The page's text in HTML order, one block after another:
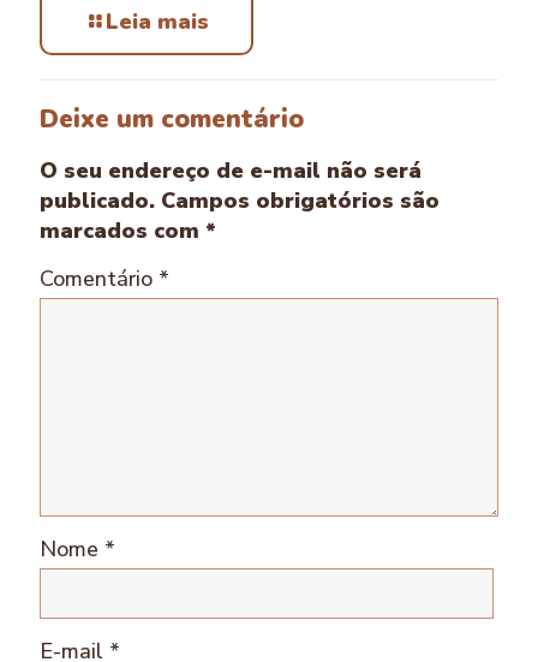
Leia mais
Deixe um comentário
O seu endereço de e-mail não será
publicado. Campos obrigatórios são
marcados com *
Comentário *
Nome *
E-mail *